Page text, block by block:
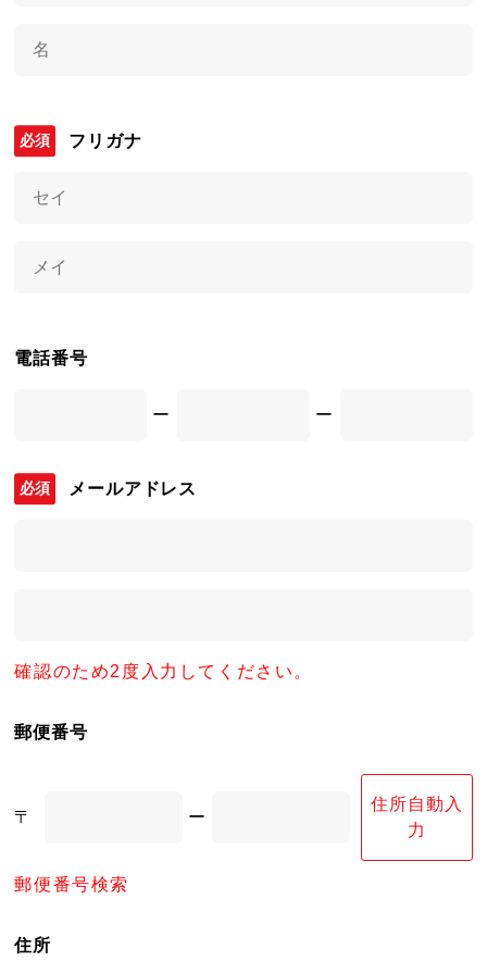
フリガナ
電話番号
ー ー
メールアドレス
確認のため2度入力してください。
郵便番号
〒 ー
住所自動入
力
郵便番号検索
住所